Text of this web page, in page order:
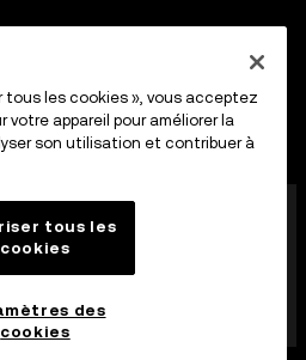
opérant sous le nom commercial
plateforme de trading de
en tant que Fournisseur de
par la MFSA conformément à
les marchés de cryptoactifs
de Malte).
tous les cookies », vous acceptez
votre appareil pour améliorer la
son utilisation et contribuer à
tous les
cookies
des
cookies